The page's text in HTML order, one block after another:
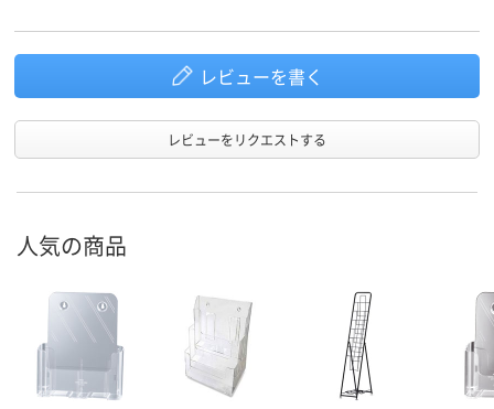
レビューを書く
レビューをリクエストする
人気の商品